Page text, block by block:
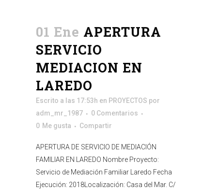
01 Ene APERTURA
SERVICIO
MEDIACION EN
LAREDO
Escrito a las 17:53h en PROYECTOS por
adm_mr_1987
0 Comentarios
0 Me gusta Compartir
APERTURA DE SERVICIO DE MEDIACIÓN
FAMILIAR EN LAREDO Nombre Proyecto:
Servicio de Mediación Familiar Laredo Fecha
Ejecución: 2018Localización: Casa del Mar. C/